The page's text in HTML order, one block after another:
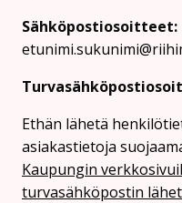
Sähköpostiosoitteet:
Ethän lähetä
asiakastietoja
Kaupungin
turvasähköpostin